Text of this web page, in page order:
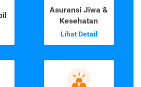
Asuransi Jiwa &
Kesehatan
Lihat Detail